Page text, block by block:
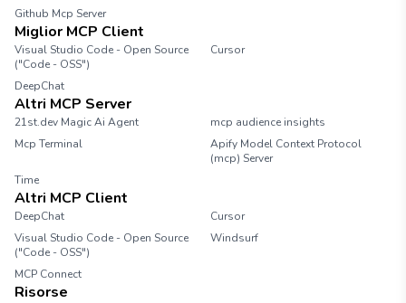
Github Mcp Server
Miglior MCP Client
Visual Studio Code - Open Source
("Code - OSS")
Cursor
DeepChat
Altri MCP Server
21st.dev Magic Ai Agent
mcp audience insights
Mcp Terminal
Apify Model Context Protocol
(mcp) Server
Time
Altri MCP Client
DeepChat
Cursor
Visual Studio Code - Open Source
("Code - OSS")
Windsurf
MCP Connect
Risorse